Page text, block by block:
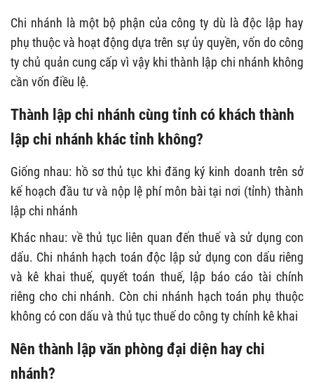
Chi nhánh là một bộ phận của công ty dù là độc lập hay
phụ thuộc và hoạt động dựa trên sự ủy quyền, vốn do công
ty chủ quản cung cấp vì vậy khi thành lập chi nhánh không
cần vốn điều lệ.
Thành lập chi nhánh cùng tỉnh có khách thành
lập chi nhánh khác tỉnh không?
Giống nhau: hồ sơ thủ tục khi đăng ký kinh doanh trên sở
kế hoạch đầu tư và nộp lệ phí môn bài tại nơi (tỉnh) thành
lập chi nhánh
Khác nhau: về thủ tục liên quan đến thuế và sử dụng con
dấu. Chi nhánh hạch toán độc lập sử dụng con dấu riêng
và kê khai thuế, quyết toán thuế, lập báo cáo tài chính
riêng cho chi nhánh. Còn chi nhánh hạch toán phụ thuộc
không có con dấu và thủ tục thuế do công ty chính kê khai
Nên thành lập văn phòng đại diện hay chi
nhánh?